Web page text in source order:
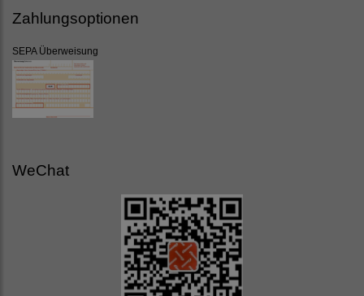
Zahlungsoptionen
SEPA Überweisung
WeChat